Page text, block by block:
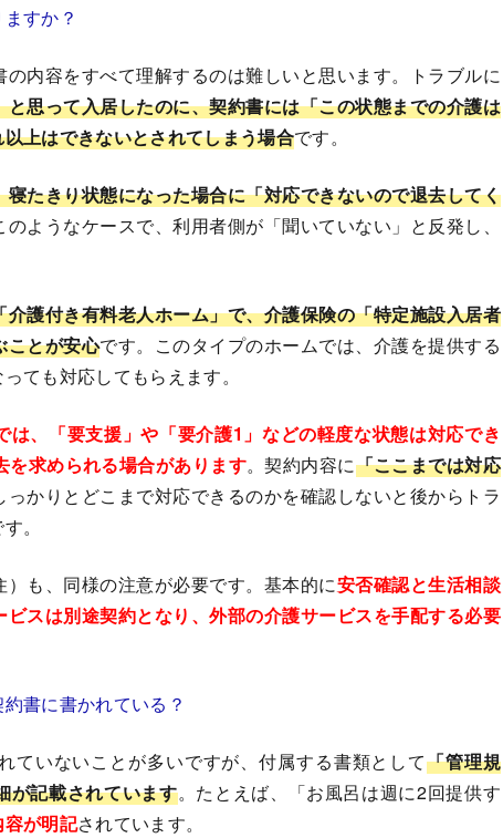
すか？
内容をすべて理解するのは難しいと思います。トラブルに
と思って入居したのに、契約書には「この状態までの介護は
上はできないとされてしまう場合です。
たきり状態になった場合に「対応できないので退去してく
のようなケースで、利用者側が「聞いていない」と反発し、
介護付き有料老人ホーム」で、介護保険の「特定施設入居者
ことが安心です。このタイプのホームでは、介護を提供する
ても対応してもらえます。
は、「要支援」や「要介護1」などの軽度な状態は対応でき
を求められる場合があります。契約内容に「ここまでは対応
っかりとどこまで対応できるのかを確認しないと後からトラ
。
も、同様の注意が必要です。基本的に安否確認と生活相談
スは別途契約となり、外部の介護サービスを手配する必要
書に書かれている？
ていないことが多いですが、付属する書類として「管理規
が記載されています。たとえば、「お風呂は週に2回提供す
が明記されています。